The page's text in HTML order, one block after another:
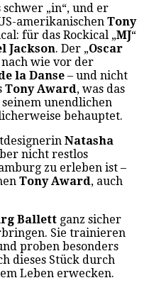
„in“, und er
amerikanischen Tony
für das Rockical „MJ“
Jackson. Der „Oscar
wie vor der
la Danse – und nicht
Tony Award, was das
unendlichen
behauptet.
Natasha
nicht restlos
zu erleben ist –
Tony Award, auch
Ballett ganz sicher
Sie trainieren
proben besonders
dieses Stück durch
Leben erwecken.